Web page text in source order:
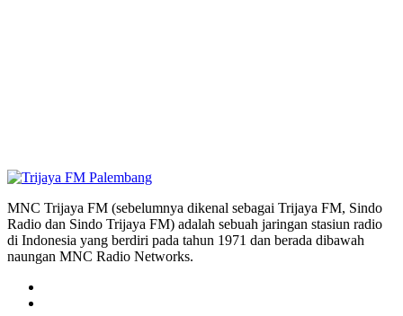
MNC Trijaya FM (sebelumnya dikenal sebagai Trijaya FM, Sindo
Radio dan Sindo Trijaya FM) adalah sebuah jaringan stasiun radio
di Indonesia yang berdiri pada tahun 1971 dan berada dibawah
naungan MNC Radio Networks.